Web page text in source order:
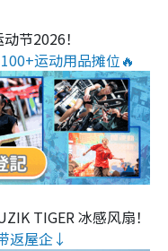
节2026！
运动用品摊位🔥
TIGER 冰感风扇！
返屋企↓